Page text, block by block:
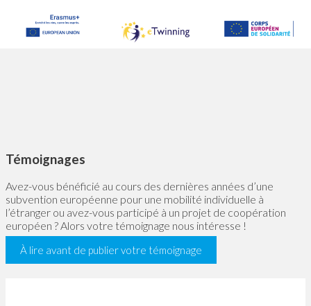
Témoignages
Avez-vous bénéficié au cours des dernières années d’une
subvention européenne pour une mobilité individuelle à
l’étranger ou avez-vous participé à un projet de coopération
européen ? Alors votre témoignage nous intéresse !
À lire avant de publier votre témoignage